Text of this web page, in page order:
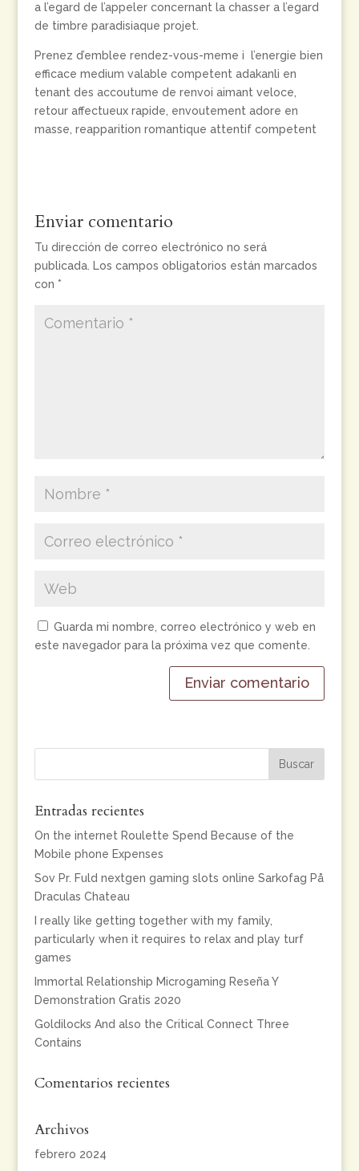
a l’egard de l’appeler concernant la chasser a l’egard
de timbre paradisiaque projet.
Prenez d’emblee rendez-vous-meme i l’energie bien
efficace medium valable competent adakanli en
tenant des accoutume de renvoi aimant veloce,
retour affectueux rapide, envoutement adore en
masse, reapparition romantique attentif competent
Enviar comentario
Tu dirección de correo electrónico no será
publicada. Los campos obligatorios están marcados
con *
Guarda mi nombre, correo electrónico y web en
este navegador para la próxima vez que comente.
Entradas recientes
On the internet Roulette Spend Because of the
Mobile phone Expenses
Sov Pr. Fuld nextgen gaming slots online Sarkofag På
Draculas Chateau
I really like getting together with my family,
particularly when it requires to relax and play turf
games
Immortal Relationship Microgaming Reseña Y
Demonstration Gratis 2020
Goldilocks And also the Critical Connect Three
Contains
Comentarios recientes
Archivos
febrero 2024